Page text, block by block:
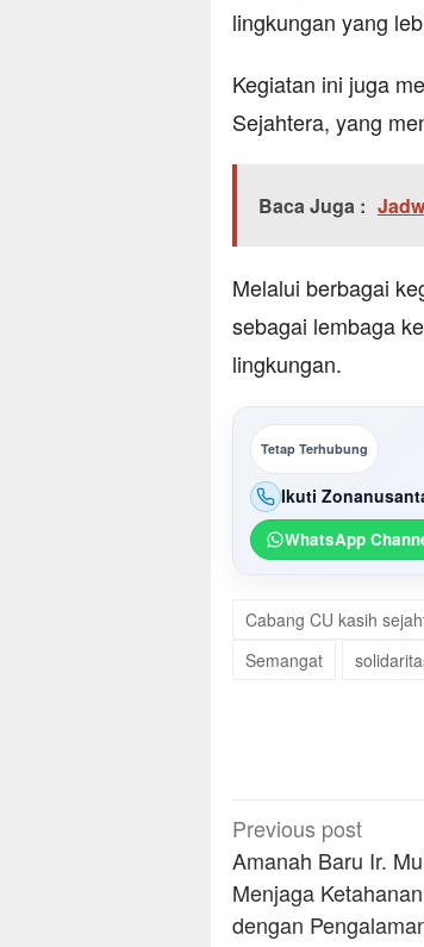
lingkungan yang
Kegiatan ini juga
Sejahtera, yang
Baca Juga :
Melalui berbagai
sebagai lembaga
lingkungan.
Tetap Terhubung
Ikuti
WhatsApp
Cabang CU kasih
Semangat
Post
navigation
Previous post
Amanah Baru Ir.
Menjaga
dengan